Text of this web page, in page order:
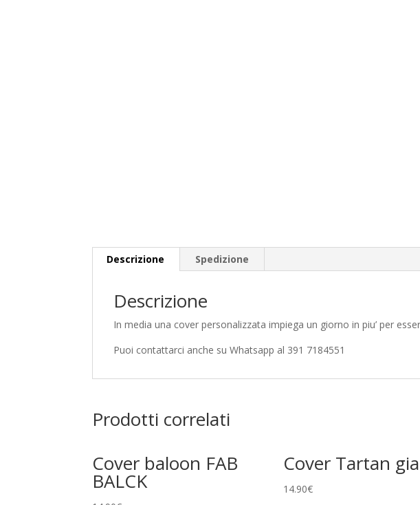
Descrizione Spedizione
Descrizione
In media una cover personalizzata impiega un giorno in piu’ per
Puoi contattarci anche su Whatsapp al 391 7184551
Prodotti correlati
Cover baloon FAB
BALCK
Cover Tartan
14.90€